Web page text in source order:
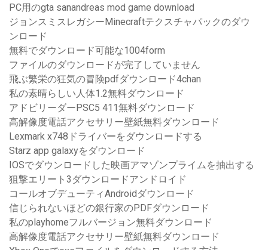
PC用のgta sanandreas mod game download
ジョンスミスレガシーMinecraftテクスチャパックのダウ
ンロード
無料でダウンロード可能な1004form
ファイルのダウンロードが完了していません
飛ぶ繁栄の狂気の冒険pdfダウンロード4chan
私の素晴らしい人体1.2無料ダウンロード
アドビリーダーPSC5 411無料ダウンロード
高解像度電話アクセサリー壁紙無料ダウンロード
Lexmark x748ドライバーをダウンロードする
Starz app galaxyをダウンロード
IOSでダウンロードした映画アマゾンプライムを抽出する
狙撃エリート3ダウンロードアンドロイド
コールオブデューティAndroidダウンロード
信じられないほどの銀行家のPDFダウンロード
私のplayhomeフルバージョン無料ダウンロード
高解像度電話アクセサリー壁紙無料ダウンロード